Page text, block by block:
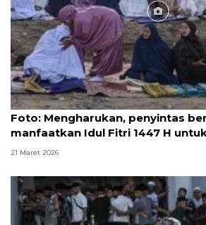
Foto
Foto: Mengharukan, penyintas
manfaatkan Idul Fitri 1447 H
21 Maret 2026